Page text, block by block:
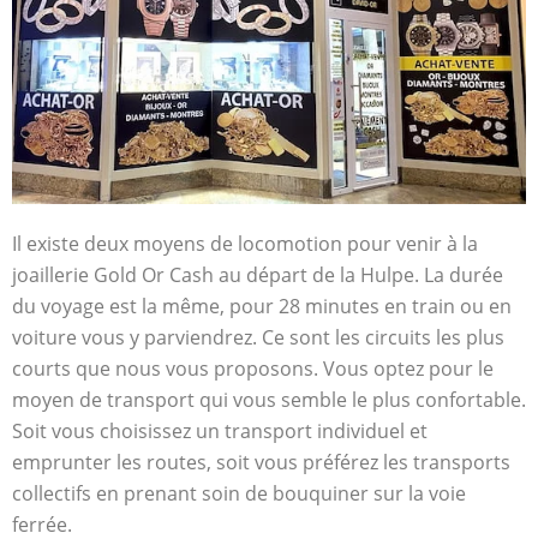
Il existe deux moyens de locomotion pour venir à la
joaillerie Gold Or Cash au départ de la Hulpe. La durée
du voyage est la même, pour 28 minutes en train ou en
voiture vous y parviendrez. Ce sont les circuits les plus
courts que nous vous proposons. Vous optez pour le
moyen de transport qui vous semble le plus confortable.
Soit vous choisissez un transport individuel et
emprunter les routes, soit vous préférez les transports
collectifs en prenant soin de bouquiner sur la voie
ferrée.